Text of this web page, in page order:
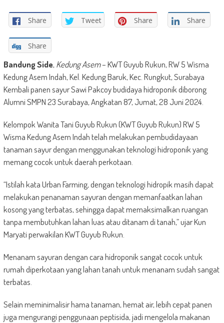
Share Tweet Share Share
Share
Bandung Side, Kedung Asem– KWT Guyub Rukun, RW 5 Wisma
Kedung Asem Indah, Kel. Kedung Baruk, Kec. Rungkut, Surabaya
Kembali panen sayur Sawi Pakcoy budidaya hidroponik diborong
Alumni SMPN 23 Surabaya, Angkatan 87, Jumat, 28 Juni 2024.
Kelompok Wanita Tani Guyub Rukun (KWT Guyub Rukun) RW 5
Wisma Kedung Asem Indah telah melakukan pembudidayaan
tanaman sayur dengan menggunakan teknologi hidroponik yang
memang cocok untuk daerah perkotaan.
“Istilah kata Urban Farming, dengan teknologi hidropik masih dapat
melakukan penanaman sayuran dengan memanfaatkan lahan
kosong yang terbatas, sehingga dapat memaksimalkan ruangan
tanpa membutuhkan lahan luas atau ditanam di tanah,” ujar Kun
Maryati perwakilan KWT Guyub Rukun.
Menanam sayuran dengan cara hidroponik sangat cocok untuk
rumah diperkotaan yang lahan tanah untuk menanam sudah sangat
terbatas.
Selain meminimalisir hama tanaman, hemat air, lebih cepat panen
juga mengurangi penggunaan peptisida, jadi mengelola makanan